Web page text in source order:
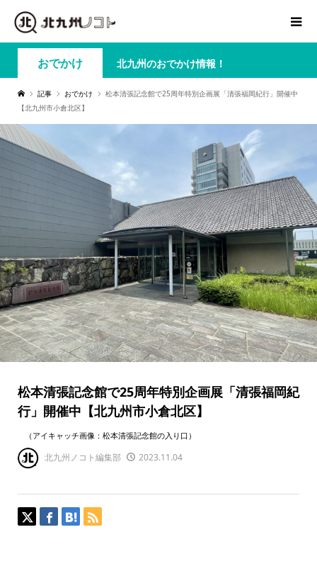
おでかけ 北九州のおでかけ情報！
記事 おでかけ
松本清張記念館で25周年特別企画展「清張福岡紀行」開催中
【北九州市小倉北区】
松本清張記念館で25周年特別企画展「清張福岡紀
行」開催中【北九州市小倉北区】
（アイキャッチ画像：松本清張記念館の入り口）
北九州ノコト編集部 2023.11.04